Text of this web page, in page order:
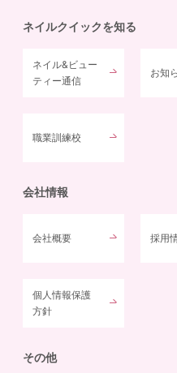
ネイルクイックを知る
ネイル&ビュー
ティー通信
お知
職業訓練校
会社情報
会社概要 採用
個人情報保護
方針
その他